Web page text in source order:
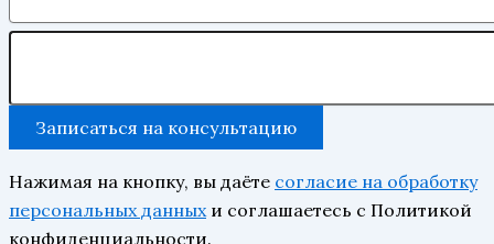
Записаться на консультацию
Нажимая на кнопку, вы даёте согласие на обработку
персональных данных и соглашаетесь с Политикой
конфиденциальности.